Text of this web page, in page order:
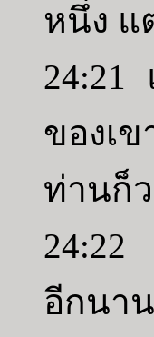
หนึ่ง แ
24:21
ของเ
ท่านก็
24:22
อีกนา